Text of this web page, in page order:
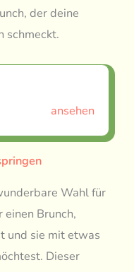
der deine
schmeckt.
ansehen
Wahl für
einen Brunch,
und sie mit etwas
Dieser